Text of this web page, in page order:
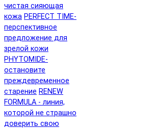
чистая сияющая
кожа PERFECT TIME-
перспективное
предложение для
зрелой кожи
PHYTOMIDE-
остановите
преждевременное
старение RENEW
FORMULA - линия,
которой не страшно
доверить свою